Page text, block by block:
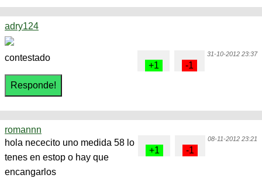
adry124
31-10-2012 23:37
contestado
romannn
08-11-2012 23:21
hola nececito uno medida 58 lo
tenes en estop o hay que
encangarlos